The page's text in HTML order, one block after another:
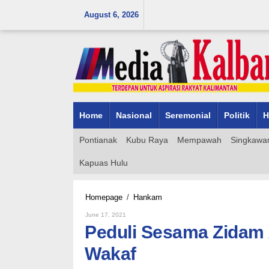
August 6, 2026
Home Nasional Seremonial Politik
Pontianak Kubu Raya Mempawah
Kapuas Hulu
Homepage / Hankam
XII/Tpr
Bantu
June 17, 2021
Peduli Sesama
Wakaf